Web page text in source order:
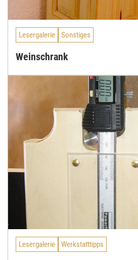
Lesergalerie Sonstiges
Weinschrank
Lesergalerie Werkstatttipps